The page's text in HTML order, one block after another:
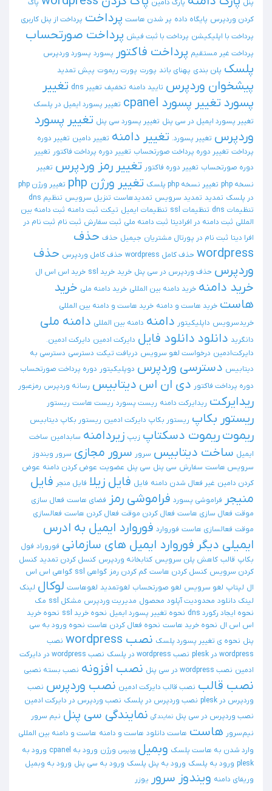
پنل
پارک دامین
پاک
کردن وردپرس پایگاه داده پر شدن هاست پرداخت پرداخت از پنل کاربری
پرداخت با اپلیکیشن پرداخت با ثبت فیش پرداخت صورتحساب
پرداخت غیر مستقیم پرداخت فاکتور پسورد پسورد وردپرس
پلسک پلن بندی پهنای باند پورت پورت ریموت پیش تمدید
پیشخوان وردپرس تایید دامنه تخفیف تغییر dns
تغییر
پسورد تغییر پسورد cpanel
تغییر پسورد ایمیل در پلسک
تغییر پسورد ایمیل در سی پنل تغییر پسورد سی پنل تغییر پسورد
وردپرس تغییر پسورد. تغییر دامنه تغییر دامین تغییر دوره
پرداخت تغییر دوره پرداخت صورتحساب تغییر دوره پرداخت فاکتور تغییر
دوره صورتحساب تغییر دوره فاکتور تغییر رمز وردپرس تغییر
نسخه php
تغییر نسخه php پلسک تغییر ورژن php
تغییر ورژن php
در پلسک تمدید تمدید سرویس تمدیدهاست تنزیل سرویس تنظیم dns
تنظیمات dns
تنظیمات ssl تنظیمات ایمیل تیکت ثبت دامنه ثبت دامنه بین
المللی ثبت دامنه در افرادیتا ثبت دامنه ملی ثبت سفارش ثبت نام ثبت نام در
افرا دیتا ثبت نام در پورتال مشتریان جیمیل حذف حذف
wordpress حذف کامل wordpress حذف کامل وردپرس حذف
وردپرس حذف وردپرس در سی پنل خرید خرید ssl خرید اس اس ال
خرید دامنه خرید دامنه بین المللی خرید دامنه ملی خرید
هاست خرید هاست و دامنه خرید هاست و دامنه بین المللی
خریدسرویس داپلیکیتور دامنه دامنه بین المللی دامنه ملی
دانگرید دانلود دانلود فایل دایرکت ادمین دایرکت ادمین.
دایرکت‌ادمین درخواست لغو سرویس دریافت تیکت دسترسی دسترسی به
دیتابیس دسترسی وردپرس دوپلیکیتور دوره پرداخت صورتحساب
دوره پرداخت فاکتور دی ان اس دیتابیس رسانه وردپرس رمزعبور
ریدایرکت ریدایرکت دامنه ریست پسورد ریست هاست ریستور
ریستور بکاپ ریستور بکاپ دایرکت ادمین ریستور بکاپ دیتابیس
ریموتریموت دسکتاپ زیپ زیردامنه سابدامین ساخت
ایمیل ساخت دیتابیس سرور سرور مجازی سرور ویندوز
سرویس هاست سفارش سی پنل سی پنل عضویت عوض کردن دامنه عوض
کردن دامین غیر فعال شدن دامنه فایل فایل زیلا فایل منجر فایل
منیجر فراموشی پسورد فراموشی رمز فضای هاست فعال سازی
موقت فعال سازی هاست فعال کردن موقت فعال کردن هاست فعالسازی
موقت فعالسازی هاست فوروارد فوروارد ایمیل به ادرس
ایمیلی دیگر فوروارد ایمیل های سازمانی فوروراد فول
بکاپ قالب کاهش پلن سرویس کتابخانه وردپرس کنسل کردن تمدید کنسل
کردن سرویس کنسل کردن هاست گم کردن رمز گواهی ssl
گواهی اس اس
ال لپتاپ لغو سرویس لغو صورتحساب لغوتمدید لغوهاست لوکال لینک
لینک دانلود محدودیت آپلود محصول مدیریت وردپرس مشکل ssl
مک
نحوه ایجاد رکورد dns
نحوه تغییر پسورد ایمیل نحوه خرید ssl
نحوه خرید
اس اس ال نحوه خرید هاست نحوه فعال کردن هاست نحوه ورود به سی
پنل نحوه ی تغییر پسورد پلسک نصب wordpress
نصب
wordpress در plesk
نصب wordpress در پلسک
نصب wordpress در دایرکت
ادمین نصب wordpress در سی پنل نصب افزونه نصب بسته نصبی
نصب قالب نصب قالب دایرکت ادمین نصب وردپرس نصب
وردپرس در plesk
نصب وردپرس در پلسک نصب وردپرس در دایرکت ادمین
نصب وردپرس در سی پنل نمایندگی نمایندگی سی پنل نیم سرور
نیم‌سرور هاست هاست دانلود هاست و دامنه هاست و دامنه بین المللی
وارد شدن به هاست پلسک وبمیل وردپرس ورژن ورود به cpanel
ورود به
plesk ورود به پلسک ورود به پنل پلسک ورود به سی پنل ورود به وبمیل
وریفای دامنه ویندوز سرور یوزر